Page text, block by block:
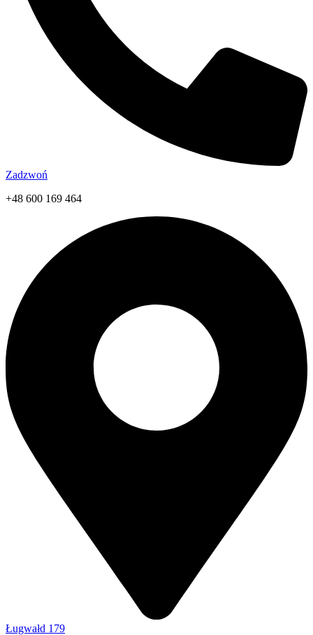
Zadzwoń
+48 600 169 464
Ługwałd 179